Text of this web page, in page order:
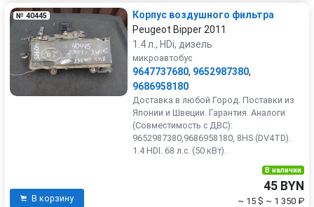
№ 40445
Корпус воздушного фильтра
Peugeot Bipper 2011
1.4 л., HDi, дизель
микроавтобус
9647737680, 9652987380,
9686958180
Доставка в любой Город. Поставки из
Японии и Швеции. Гарантия. Аналоги
(Совместимость с ДВС):
9652987380,9686958180, 8HS (DV4TD).
1.4 HDI. 68 л.с. (50 кВт).
В корзину
В наличии
45 BYN
~ 15 $ ~ 1 350 ₽